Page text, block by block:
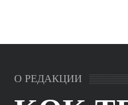
О РЕДАКЦИИ